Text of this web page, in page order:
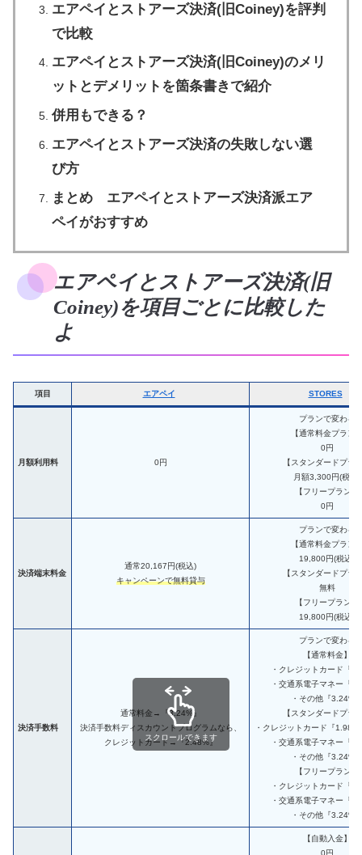
エアペイとストアーズ決済(旧Coiney)を評判
で比較
エアペイとストアーズ決済(旧Coiney)のメリ
ットとデメリットを箇条書きで紹介
併用もできる？
エアペイとストアーズ決済の失敗しない選
び方
まとめ エアペイとストアーズ決済派エア
ペイがおすすめ
エアペイとストアーズ決済(旧
Coiney)を項目ごとに比較した
よ
項目 エアペイ STORES
月額利用料 0円
プランで変わる
【通常料金プラン
0円
【スタンダードプラ
月額3,300円(税込)
【フリープラン】
0円
決済端末料金
通常20,167円(税込)
キャンペーンで無料貸与
プランで変わる
【通常料金プラン
19,800円(税込)
【スタンダードプラ
無料
【フリープラン】
19,800円(税込)
決済手数料
通常料金→『3.24%』
決済手数料ディスカウントプログラムなら、
クレジットカード→『2.48%』
プランで変わる
【通常料金】
・クレジットカード『
・交通系電子マネー『
・その他『3.24%
【スタンダードプラ
・クレジットカード『
・交通系電子マネー『
・その他『3.24%
【フリープラン】
・クレジットカード『
・交通系電子マネー『
・その他『3.24%
【自動入金】
0円
スクロールできます